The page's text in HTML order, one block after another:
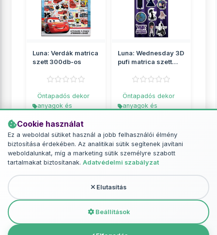
Cookie használat
Ez a weboldal sütiket használ a jobb felhasználói élmény
biztosítása érdekében. Az analitikai sütik segítenek javítani
weboldalunkat, míg a marketing sütik személyre szabott
tartalmakat biztosítanak. Adatvédelmi szabályzat
Elutasítás
Beállítások
Luna: Verdák matrica
szett 300db-os
Öntapadós dekor
anyagok és
669 Ft
RÉSZLETEK
Luna: Wednesday 3D
pufi matrica szett
Öntapadós dekor
anyagok és
RÉSZLETEK
További termékek - Öntapadós dekor
anyagok és matricák